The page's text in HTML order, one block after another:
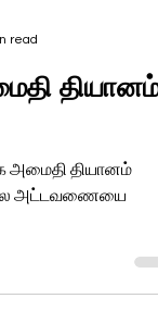
read
தியானம்
தியானம்
கால அட்டவணையை